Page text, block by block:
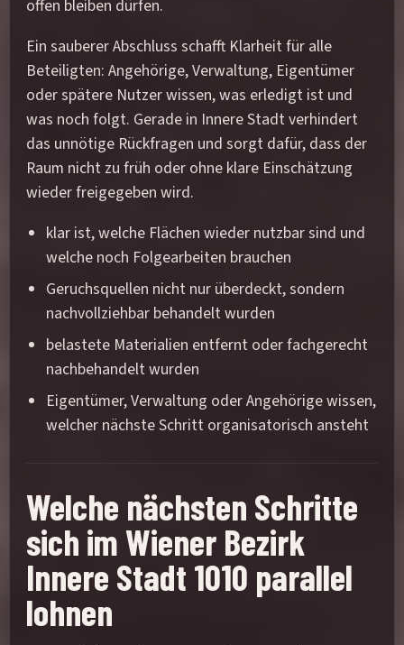
offen bleiben dürfen.
Ein sauberer Abschluss schafft Klarheit für alle
Beteiligten: Angehörige, Verwaltung, Eigentümer
oder spätere Nutzer wissen, was erledigt ist und
was noch folgt. Gerade in Innere Stadt verhindert
das unnötige Rückfragen und sorgt dafür, dass der
Raum nicht zu früh oder ohne klare Einschätzung
wieder freigegeben wird.
klar ist, welche Flächen wieder nutzbar sind und
welche noch Folgearbeiten brauchen
Geruchsquellen nicht nur überdeckt, sondern
nachvollziehbar behandelt wurden
belastete Materialien entfernt oder fachgerecht
nachbehandelt wurden
Eigentümer, Verwaltung oder Angehörige wissen,
welcher nächste Schritt organisatorisch ansteht
Welche nächsten Schritte
sich im Wiener Bezirk
Innere Stadt 1010 parallel
lohnen